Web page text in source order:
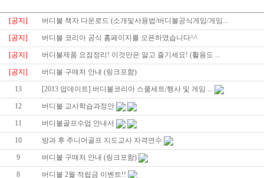
[공지] 버디볼 책자 다운로드 (소개및사용법/버디볼공식게임/게임...
[공지] 버디볼 코리아 공식 홈페이지를 오픈하였습니다^^
[공지] 버디볼제품 요점정리! 이것만은 알고 즐기세요! (활용도 ...
[공지] 버디볼 구매처 안내 (링크포함)
13 [2013 업데이트] 버디볼코리아 스쿨세트/행사 및 게임 ...
12 버디볼 교사학습과정안
11 버디볼골프수업 안내서
10 방과 후 주니어골프 지도교사 자격연수
9 버디볼 구매처 안내 (링크포함)
8 버디볼 2월 적립금 이벤트!!